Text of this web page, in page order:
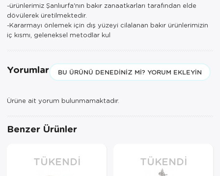
-ürünlerimiz Şanlıurfa'nın bakır zanaatkarları tarafından elde
dövülerek üretilmektedir.
-Kararmayı önlemek için dış yüzeyi cilalanan bakır ürünlerimizin
iç kısmı, geleneksel metodlar kul
Yorumlar BU ÜRÜNÜ DENEDINIZ MI? YORUM EKLEYIN
Ürüne ait yorum bulunmamaktadır.
Benzer Ürünler
TÜKENDI TÜKENDI